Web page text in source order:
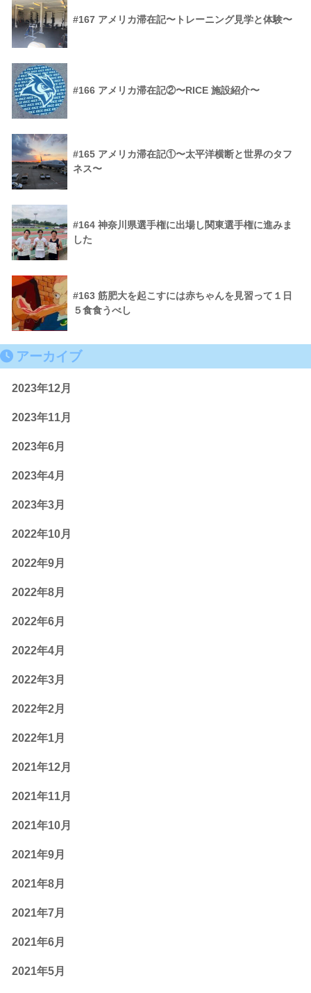
#167 アメリカ滞在記〜トレーニング見学と体験〜
#166 アメリカ滞在記②〜RICE 施設紹介〜
#165 アメリカ滞在記①〜太平洋横断と世界のタフ
ネス〜
#164 神奈川県選手権に出場し関東選手権に進みま
した
#163 筋肥大を起こすには赤ちゃんを見習って１日
５食食うべし
アーカイブ
2023年12月
2023年11月
2023年6月
2023年4月
2023年3月
2022年10月
2022年9月
2022年8月
2022年6月
2022年4月
2022年3月
2022年2月
2022年1月
2021年12月
2021年11月
2021年10月
2021年9月
2021年8月
2021年7月
2021年6月
2021年5月